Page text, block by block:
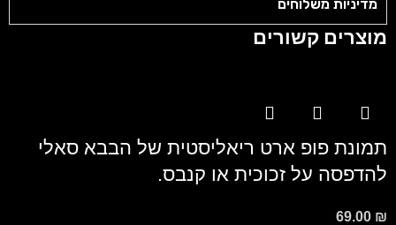
מדיניות משלוחים
מוצרים קשורים
תמונת פופ ארט ריאליסטית של הבבא סאלי
להדפסה על זכוכית או קנבס.
69.00 ₪